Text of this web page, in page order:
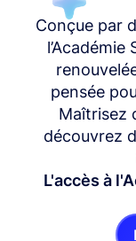
Conçue par
pensée
Maîtrisez
découvrez
L'accès à